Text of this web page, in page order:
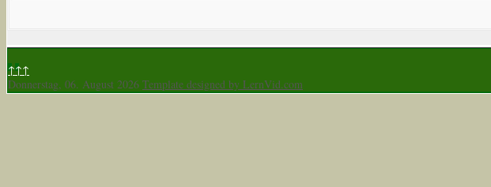
↑↑↑
Donnerstag, 06. August 2026 Template designed by LernVid.com